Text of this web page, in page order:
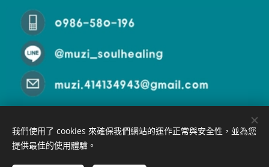
我們使用了 cookies 來確保我們網站的運作正常與安全性，並為您
提供最佳的使用體驗。